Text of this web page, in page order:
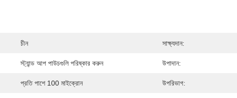
চীন সাক্ষ্যদান:
স্ট্যান্ড আপ পাউচগুলি পরিষ্কার করুন উপাদান:
প্রতি পাশে 100 মাইক্রোন উপরিভাগ: